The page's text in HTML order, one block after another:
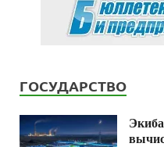
ГОСУДАРСТВО